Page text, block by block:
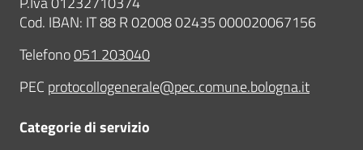
Cod. IBAN: IT 88 R 02008 02435 000020067156
Telefono051 203040
PEC protocollogenerale@pec.comune.bologna.it
Categorie di servizio